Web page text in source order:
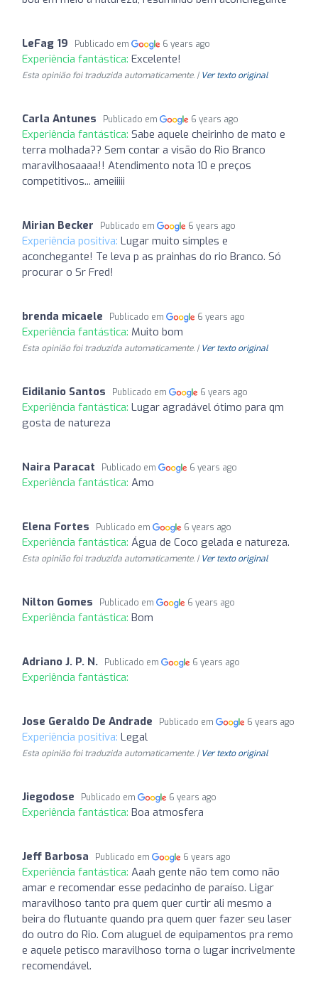
LeFag 19 Publicado em 6 years ago
Experiência fantástica: Excelente!
Esta opinião foi traduzida automaticamente. | Ver texto original
Carla Antunes Publicado em 6 years ago
Experiência fantástica: Sabe aquele cheirinho de mato e
terra molhada?? Sem contar a visão do Rio Branco
maravilhosaaaa!! Atendimento nota 10 e preços
competitivos... ameiiiii
Mirian Becker Publicado em 6 years ago
Experiência positiva: Lugar muito simples e
aconchegante! Te leva p as prainhas do rio Branco. Só
procurar o Sr Fred!
brenda micaele Publicado em 6 years ago
Experiência fantástica: Muito bom
Esta opinião foi traduzida automaticamente. | Ver texto original
Eidilanio Santos Publicado em 6 years ago
Experiência fantástica: Lugar agradável ótimo para qm
gosta de natureza
Naira Paracat Publicado em 6 years ago
Experiência fantástica: Amo
Elena Fortes Publicado em 6 years ago
Experiência fantástica: Água de Coco gelada e natureza.
Esta opinião foi traduzida automaticamente. | Ver texto original
Nilton Gomes Publicado em 6 years ago
Experiência fantástica: Bom
Adriano J. P. N. Publicado em 6 years ago
Experiência fantástica:
Jose Geraldo De Andrade Publicado em 6 years ago
Experiência positiva: Legal
Esta opinião foi traduzida automaticamente. | Ver texto original
Jiegodose Publicado em 6 years ago
Experiência fantástica: Boa atmosfera
Jeff Barbosa Publicado em 6 years ago
Experiência fantástica: Aaah gente não tem como não
amar e recomendar esse pedacinho de paraíso. Ligar
maravilhoso tanto pra quem quer curtir ali mesmo a
beira do flutuante quando pra quem quer fazer seu laser
do outro do Rio. Com aluguel de equipamentos pra remo
e aquele petisco maravilhoso torna o lugar incrivelmente
recomendável.